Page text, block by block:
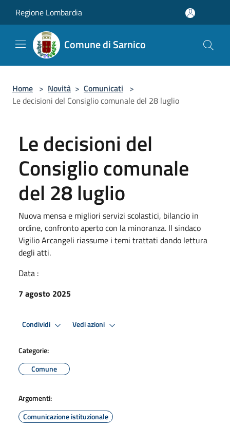
Regione Lombardia
Comune di Sarnico
Home > Novità > Comunicati >
Le decisioni del Consiglio comunale del 28 luglio
Le decisioni del
Consiglio comunale
del 28 luglio
Nuova mensa e migliori servizi scolastici, bilancio in
ordine, confronto aperto con la minoranza. Il sindaco
Vigilio Arcangeli riassume i temi trattati dando lettura
degli atti.
Data :
7 agosto 2025
Condividi Vedi azioni
Categorie:
Comune
Argomenti:
Comunicazione istituzionale